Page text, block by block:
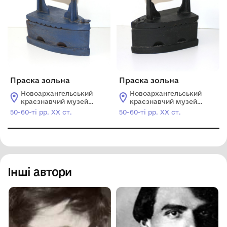
Праска зольна
Новоархангельський
краєзнавчий музей
Новоархангельської
селищної ради
50-60-ті рр. ХХ ст.
Праска зольна
Новоархангельський
краєзнавчий музей
Новоархангельської
селищної ради
50-60-ті рр. ХХ ст.
Інші автори